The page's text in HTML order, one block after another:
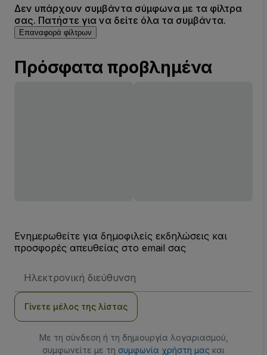
Δεν υπάρχουν συμβάντα σύμφωνα με τα φίλτρα
σας. Πατήστε για να δείτε όλα τα συμβάντα.
Επαναφορά φίλτρων
Πρόσφατα προβλημένα
Ενημερωθείτε για δημοφιλείς εκδηλώσεις και
προσφορές απευθείας στο email σας
Email
Γίνετε μέλος της λίστας
Με τη σύνδεση ή τη δημιουργία λογαριασμού,
συμφωνείτε με τη συμφωνία χρήστη μας και